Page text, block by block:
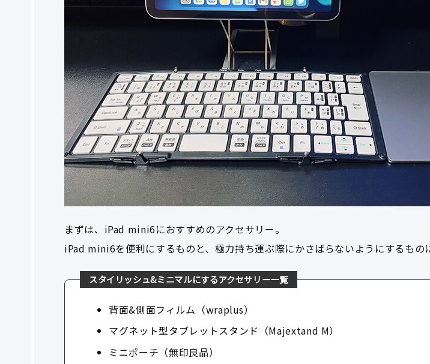
まずは、iPad mini6におすすめのアクセサリー。
iPad mini6を便利にするものと、極力持ち運ぶ際にかさばらないようにするもの
スタイリッシュ&ミニマルにするアクセサリー一覧
背面&側面フィルム（wraplus）
マグネット型タブレットスタンド（Majextand M）
ミニポーチ（無印良品）